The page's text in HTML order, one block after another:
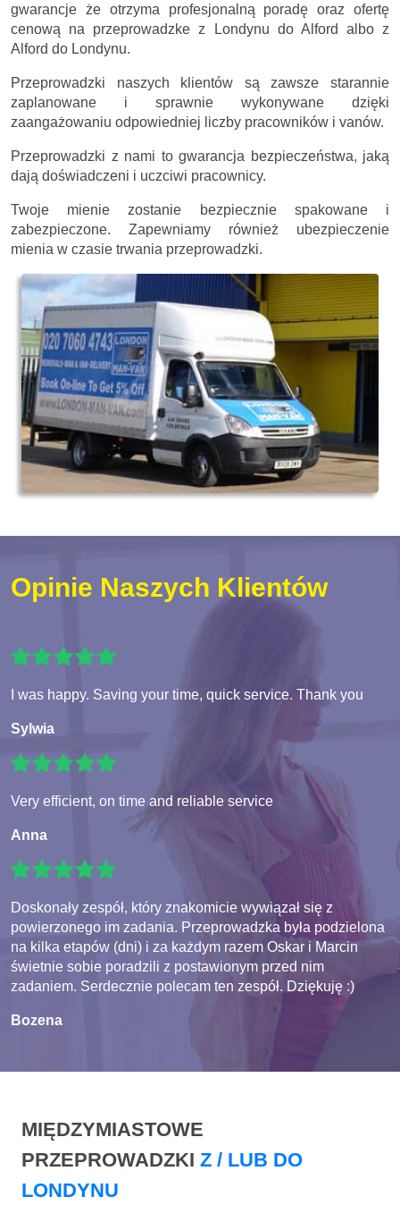
gwarancje że otrzyma profesjonalną poradę oraz ofertę
cenową na przeprowadzke z Londynu do Alford albo z
Alford do Londynu.
Przeprowadzki naszych klientów są zawsze starannie
zaplanowane i sprawnie wykonywane dzięki
zaangażowaniu odpowiedniej liczby pracowników i vanów.
Przeprowadzki z nami to gwarancja bezpieczeństwa, jaką
dają doświadczeni i uczciwi pracownicy.
Twoje mienie zostanie bezpiecznie spakowane i
zabezpieczone. Zapewniamy również ubezpieczenie
mienia w czasie trwania przeprowadzki.
Opinie Naszych Klientów
I was happy. Saving your time, quick service. Thank you
Sylwia
Very efficient, on time and reliable service
Anna
Doskonały zespół, który znakomicie wywiązał się z
powierzonego im zadania. Przeprowadzka była podzielona
na kilka etapów (dni) i za każdym razem Oskar i Marcin
świetnie sobie poradzili z postawionym przed nim
zadaniem. Serdecznie polecam ten zespół. Dziękuję :)
Bozena
MIĘDZYMIASTOWE
PRZEPROWADZKI Z / LUB DO
LONDYNU